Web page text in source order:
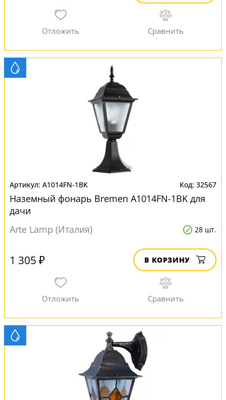
A1014FN-1BK 32567
Наземный фонарь Bremen A1014FN-1BK для
дачи
Arte Lamp (Италия)
28 шт.
1 305 ₽ В КОРЗИНУ